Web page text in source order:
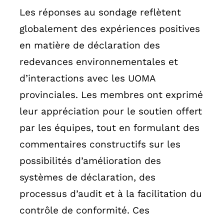
Les réponses au sondage reflètent
globalement des expériences positives
en matière de déclaration des
redevances environnementales et
d’interactions avec les UOMA
provinciales. Les membres ont exprimé
leur appréciation pour le soutien offert
par les équipes, tout en formulant des
commentaires constructifs sur les
possibilités d’amélioration des
systèmes de déclaration, des
processus d’audit et à la facilitation du
contrôle de conformité. Ces